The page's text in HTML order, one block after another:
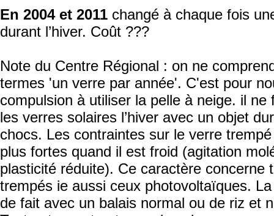
En 2004 et 2011 changé à chaque fois
durant l’hiver. Coût ???
Note du Centre Régional : on ne
termes 'un verre par année'. C'est pour
compulsion à utiliser la pelle à neige. il ne
les verres solaires l’hiver avec un objet
chocs. Les contraintes sur le verre
plus fortes quand il est froid (agitation
plasticité réduite). Ce caractère concerne
trempés ie aussi ceux photovoltaïques. La
de fait avec un balais normal ou de riz et